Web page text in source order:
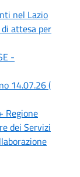
nel Lazio
attesa per
-
14.07.26 (
Regione
dei Servizi